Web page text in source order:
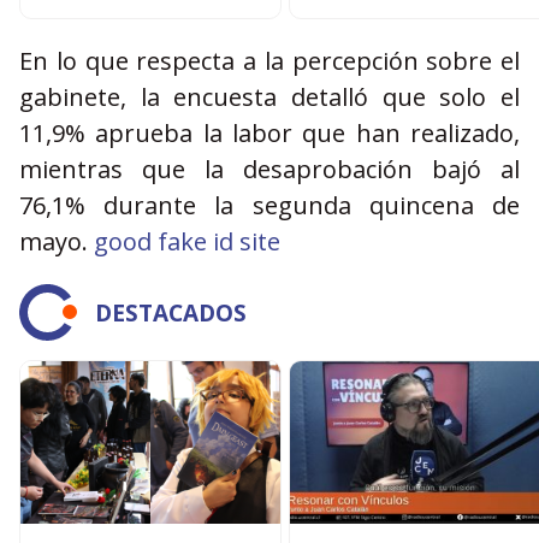
En lo que respecta a la percepción sobre el
gabinete, la encuesta detalló que solo el
11,9% aprueba la labor que han realizado,
mientras que la desaprobación bajó al
76,1% durante la segunda quincena de
mayo. good fake id site
DESTACADOS